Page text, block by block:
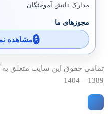
مدارک دانش آموختگان
مجوزهای ما
مشاهده
تمامی حقوق این سایت متعلق
1389 – 1404